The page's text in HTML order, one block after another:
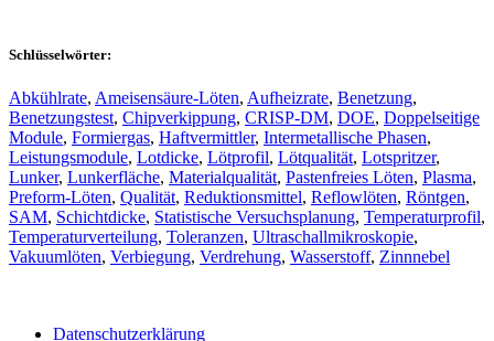
Schlüsselwörter:
Abkühlrate, Ameisensäure-Löten, Aufheizrate, Benetzung,
Benetzungstest, Chipverkippung, CRISP-DM, DOE, Doppelseitige
Module, Formiergas, Haftvermittler, Intermetallische Phasen,
Leistungsmodule, Lotdicke, Lötprofil, Lötqualität, Lotspritzer,
Lunker, Lunkerfläche, Materialqualität, Pastenfreies Löten, Plasma,
Preform-Löten, Qualität, Reduktionsmittel, Reflowlöten, Röntgen,
SAM, Schichtdicke, Statistische Versuchsplanung, Temperaturprofil,
Temperaturverteilung, Toleranzen, Ultraschallmikroskopie,
Vakuumlöten, Verbiegung, Verdrehung, Wasserstoff, Zinnnebel
Datenschutzerklärung